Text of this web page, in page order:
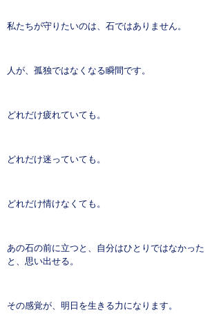
私たちが守りたいのは、石ではありません。
人が、孤独ではなくなる瞬間です。
どれだけ疲れていても。
どれだけ迷っていても。
どれだけ情けなくても。
あの石の前に立つと、自分はひとりではなかった
と、思い出せる。
その感覚が、明日を生きる力になります。